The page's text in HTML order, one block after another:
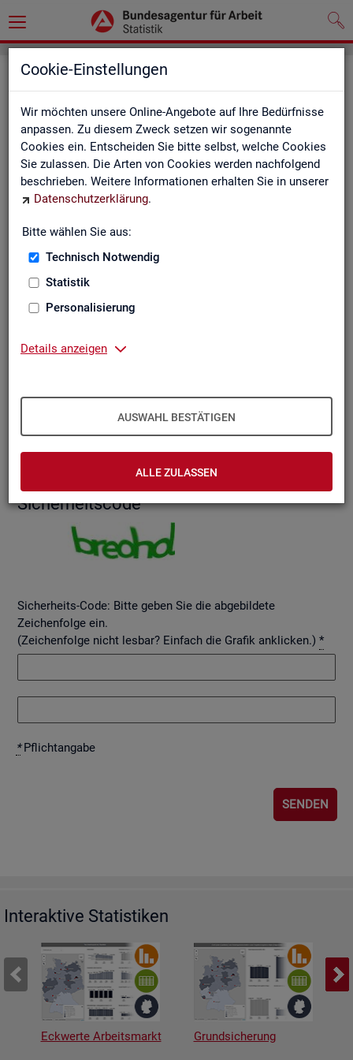
Cookie-Einstellungen
Wir möchten unsere Online-Angebote auf Ihre Bedürfnisse
anpassen. Zu diesem Zweck setzen wir sogenannte
Cookies ein. Entscheiden Sie bitte selbst, welche Cookies
Sie zulassen. Die Arten von Cookies werden nachfolgend
beschrieben. Weitere Informationen erhalten Sie in unserer
Datenschutzerklärung.
Bitte wählen Sie aus:
Technisch Notwendig
Statistik
Personalisierung
Details anzeigen
AUSWAHL BESTÄTIGEN
ALLE ZULASSEN
Seite emp­feh­len
Fel­der mit einem * sind Pflicht­fel­der und müs­sen aus­ge­füllt
wer­den
Ihre An­ga­ben
Empfänger*
Si­cher­heits­code
Sicherheits-Code: Bitte geben Sie die abgebildete
Zeichenfolge ein.
(Zeichenfolge nicht lesbar? Einfach die Grafik anklicken.) *
*Pflicht­an­ga­be
Interaktive Statistiken
Eckwerte Arbeitsmarkt Grundsicherung